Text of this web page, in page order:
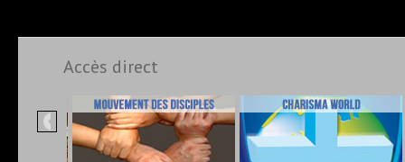
Accès direct